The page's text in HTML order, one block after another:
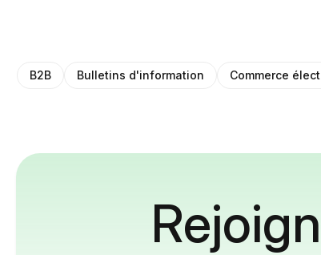
B2B Bulletins d'information Commerce